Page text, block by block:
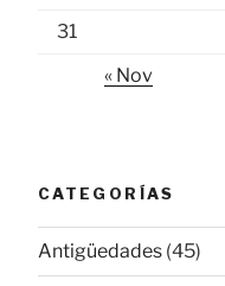
31
« Nov
CATEGORÍAS
Antigüedades (45)